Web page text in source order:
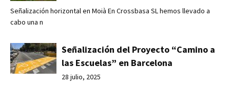
Señalización horizontal en Moià En Crossbasa SL hemos llevado a
cabo una n
Señalización del Proyecto “Camino a
las Escuelas” en Barcelona
28 julio, 2025